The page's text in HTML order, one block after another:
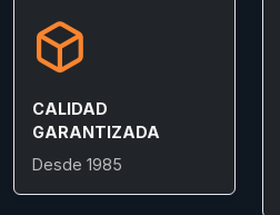
CALIDAD
GARANTIZADA
Desde 1985